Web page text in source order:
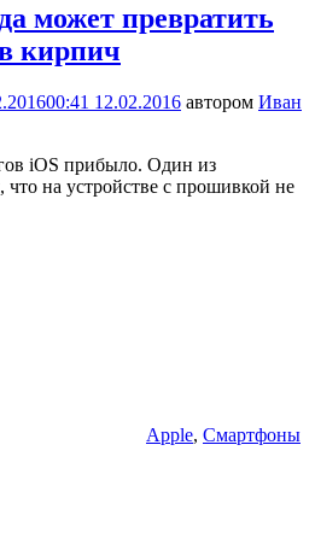
может превратить
кирпич
00:41 12.02.2016 автором Иван
iOS прибыло. Один из
что на устройстве с прошивкой не
Apple, Смартфоны